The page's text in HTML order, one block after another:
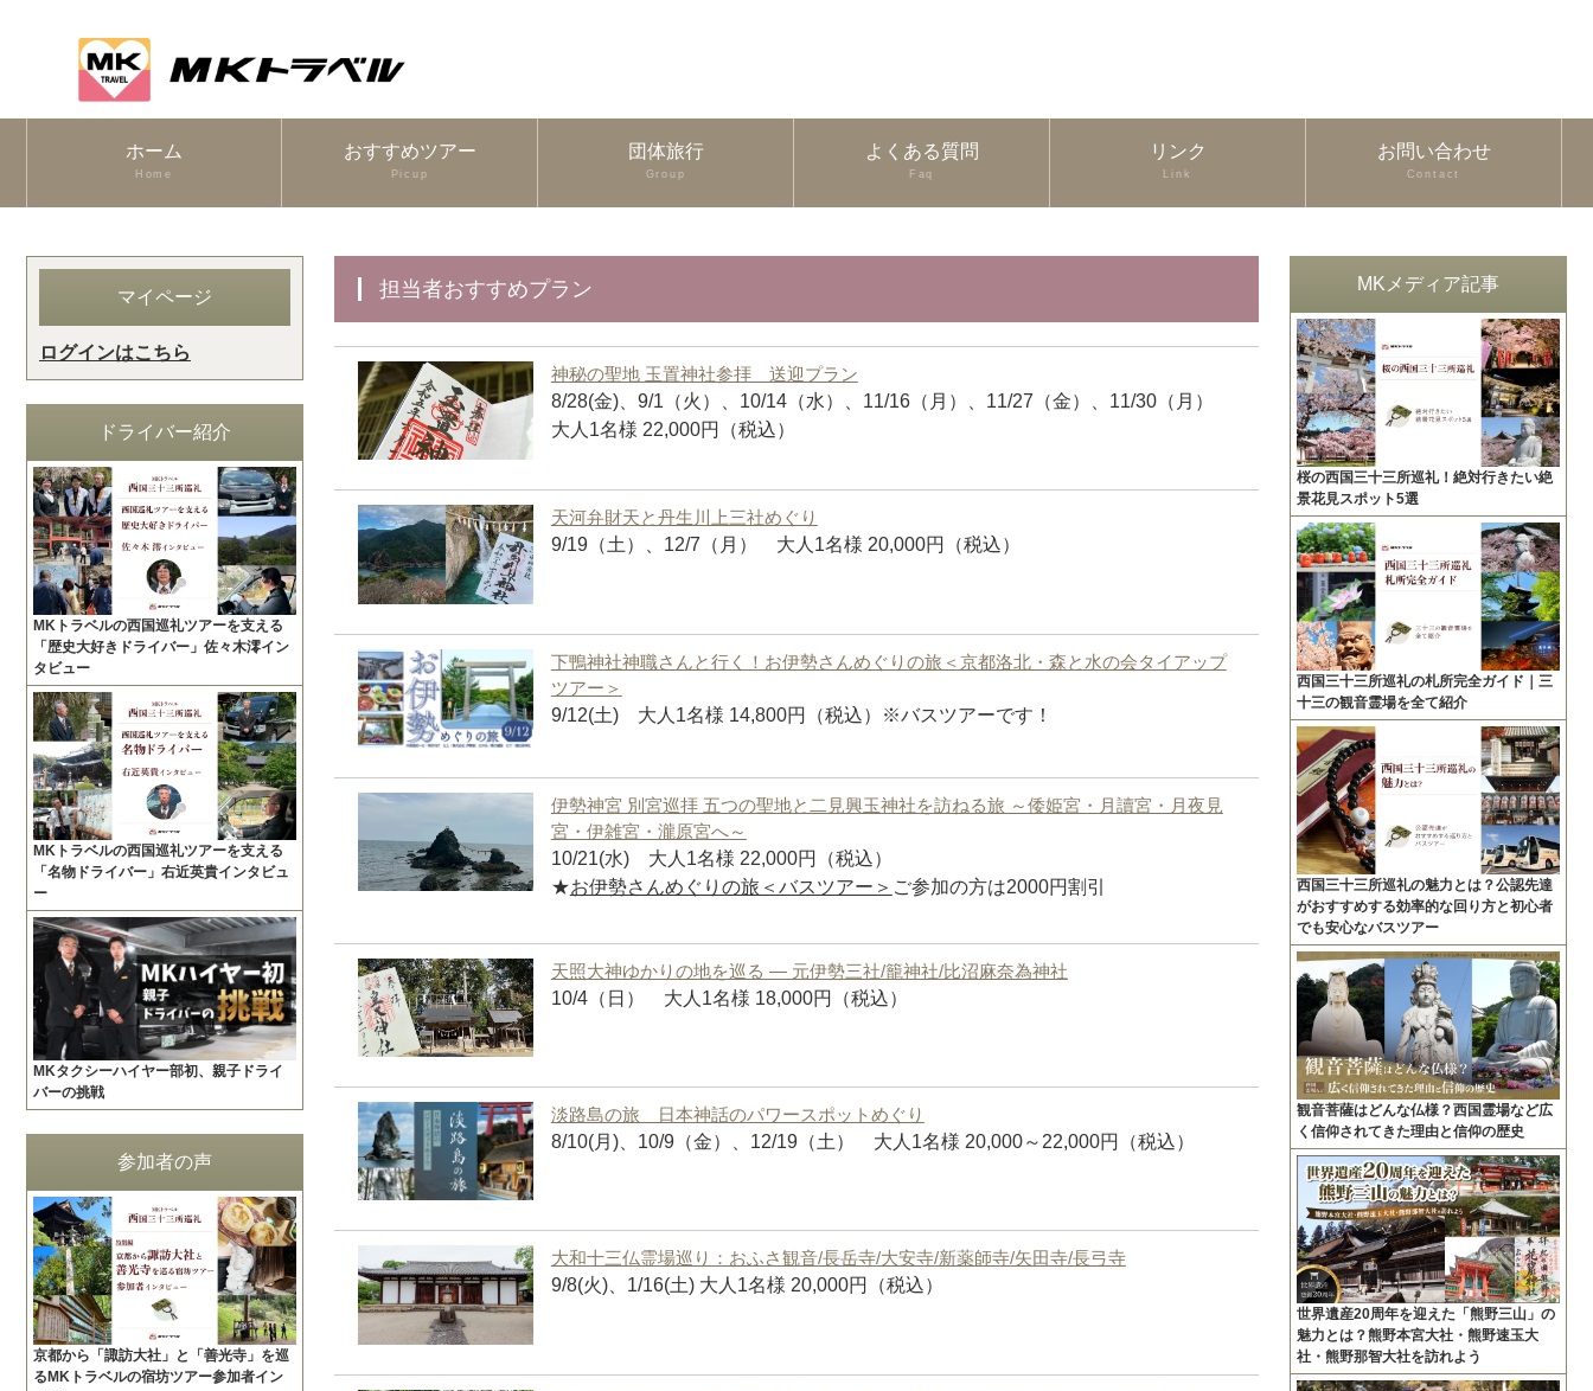
ホーム
Home
おすすめツアー
Picup
団体旅行
Group
よくある質問
Faq
リンク
Link
お問い合わせ
Contact
担当者おすすめプラン
神秘の聖地 玉置神社参拝 送迎プラン
8/28(金)、9/1（火）、10/14（水）、11/16（月）、11/27（金）、11/30（月）
大人1名様 22,000円（税込）
天河弁財天と丹生川上三社めぐり
9/19（土）、12/7（月） 大人1名様 20,000円（税込）
下鴨神社神職さんと行く！お伊勢さんめぐりの旅＜京都洛北・森と水の会タイアップ
ツアー＞
9/12(土) 大人1名様 14,800円（税込）※バスツアーです！
伊勢神宮 別宮巡拝 五つの聖地と二見興玉神社を訪ねる旅 ～倭姫宮・月讀宮・月夜見
宮・伊雑宮・瀧原宮へ～
10/21(水) 大人1名様 22,000円（税込）
★お伊勢さんめぐりの旅＜バスツアー＞ ご参加の方は2000円割引
天照大神ゆかりの地を巡る ― 元伊勢三社/籠神社/比沼麻奈為神社
10/4（日） 大人1名様 18,000円（税込）
淡路島の旅 日本神話のパワースポットめぐり
8/10(月)、10/9（金）、12/19（土） 大人1名様 20,000～22,000円（税込）
大和十三仏霊場巡り：おふさ観音/長岳寺/大安寺/新薬師寺/矢田寺/長弓寺
9/8(火)、1/16(土) 大人1名様 20,000円（税込）
マイページ
ログインはこちら
ドライバー紹介
MKトラベルの西国巡礼ツアーを支える
「歴史大好きドライバー」佐々木澪イン
タビュー
MKトラベルの西国巡礼ツアーを支える
「名物ドライバー」右近英貴インタビュ
ー
MKタクシーハイヤー部初、親子ドライ
バーの挑戦
参加者の声
京都から「諏訪大社」と「善光寺」を巡
るMKトラベルの宿坊ツアー参加者イン
MKメディア記事
桜の西国三十三所巡礼！絶対行きたい絶
景花見スポット5選
西国三十三所巡礼の札所完全ガイド｜三
十三の観音霊場を全て紹介
西国三十三所巡礼の魅力とは？公認先達
がおすすめする効率的な回り方と初心者
でも安心なバスツアー
観音菩薩はどんな仏様？西国霊場など広
く信仰されてきた理由と信仰の歴史
世界遺産20周年を迎えた「熊野三山」の
魅力とは？熊野本宮大社・熊野速玉大
社・熊野那智大社を訪れよう